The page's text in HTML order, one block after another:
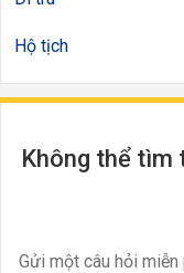
Hộ tịch
Không thể tìm
Gửi một câu hỏi